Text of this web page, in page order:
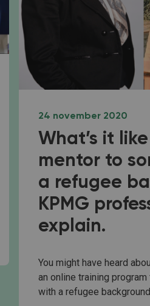
24 november 2020
What’s it
mentor to
a refugee
KPMG
explain.
You might have heard
an online training
with a refugee background.